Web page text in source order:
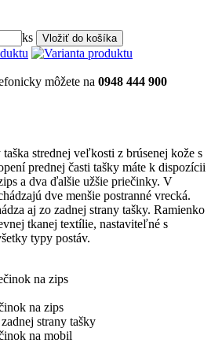
ks
môžete na 0948 444 900
strednej veľkosti z brúsenej kože s
prednej časti tašky máte k dispozícii
a dva ďalšie užšie priečinky. V
dve menšie postranné vrecká.
aj zo zadnej strany tašky. Ramienko
tkanej textílie, nastaviteľné s
typy postáv.
na zips
na zips
strany tašky
na mobil